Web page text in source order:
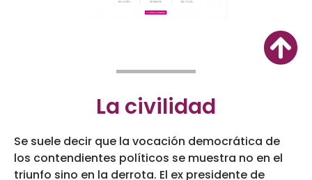
La civilidad
Se suele decir que la vocación democrática de
los contendientes políticos se muestra no en el
triunfo sino en la derrota. El ex presidente de